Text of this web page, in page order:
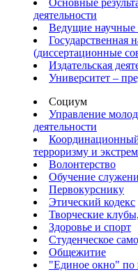
Основные
деятельности
Ведущие
Государственная
(диссертационные
Издательская
Университет –
Социум
Управление
деятельности
терроризму и
Волонтерство
Обучение
Первокурснику
Этический кодекс
Творческие
Здоровье и спорт
Студенческое
Общежитие
"Единое окно" по